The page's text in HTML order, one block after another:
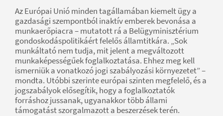
Az Európai Unió minden tagállamában kiemelt ügy a
gazdasági szempontból inaktív emberek bevonása a
munkaerőpiacra – mutatott rá a Belügyminisztérium
gondoskodáspolitikáért felelős államtitkára. „Sok
munkáltató nem tudja, mit jelent a megváltozott
munkaképességűek foglalkoztatása. Ehhez meg kell
ismerniük a vonatkozó jogi szabályozási környezetet” –
mondta. Utóbbi szerinte európai szinten megfelelő, és a
jogszabályok elősegítik, hogy a foglalkoztatók
forráshoz jussanak, ugyanakkor több állami
támogatást szorgalmazott a beszerzések terén.